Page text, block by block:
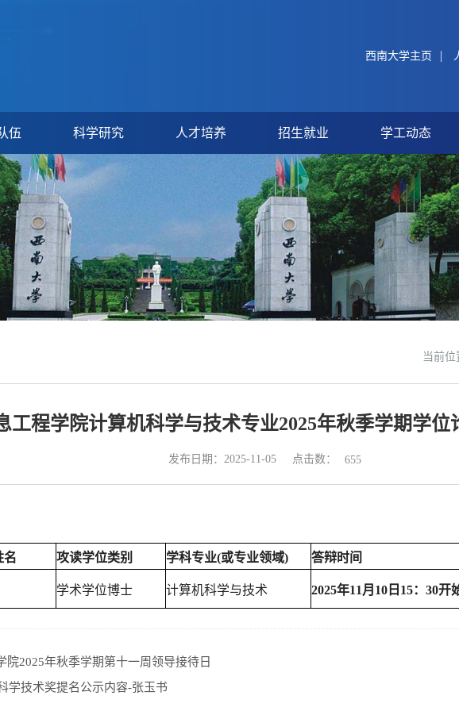
西南大学主页 |
伍 科学研究 人才培养 招生就业 学工动态
当前位
工程学院计算机科学与技术专业2025年秋季学期学位
发布日期：2025-11-05 点击数： 655
名 攻读学位类别 学科专业(或专业领域) 答辩时间
学术学位博士 计算机科学与技术 2025年11月10日15：30开
院2025年秋季学期第十一周领导接待日
学技术奖提名公示内容-张玉书